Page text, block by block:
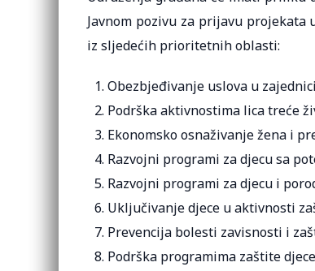
Javnom pozivu za prijavu projekata
iz sljedećih prioritetnih oblasti:
Obezbjeđivanje uslova u
Podrška aktivnostima lica treće
Ekonomsko osnaživanje žena i
Razvojni programi za djecu sa
Razvojni programi za djecu i
Uključivanje djece u aktivnosti
Prevencija bolesti zavisnosti i
Podrška programima zaštite